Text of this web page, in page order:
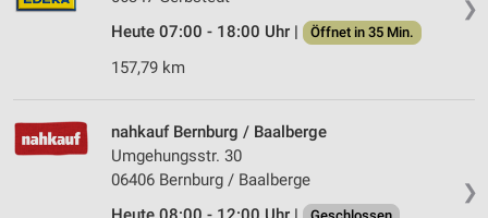
❯
Heute 07:00 - 18:00 Uhr |
Öffnet in 35 Min.
157,79 km
❯
nahkauf Bernburg / Baalberge
Umgehungsstr. 30
06406 Bernburg / Baalberge